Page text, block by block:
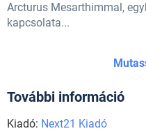
Arcturus Mesarthimmal,
kapcsolata...
További információ
Kiadó: Next21 Kiadó